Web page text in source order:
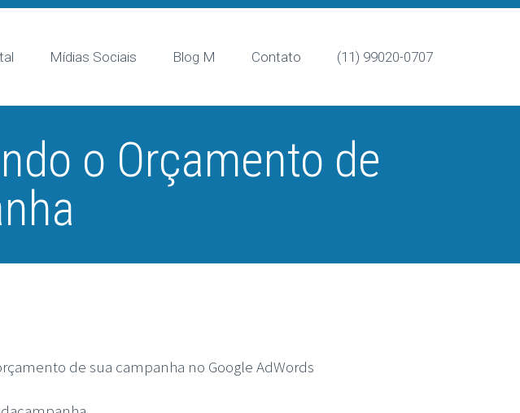
Mídias Sociais Blog M Contato (11) 99020-0707
o Orçamento de
de sua campanha no Google AdWords